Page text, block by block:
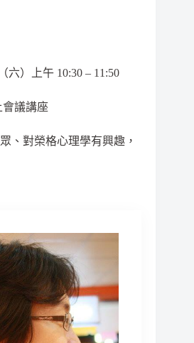
六）上午 10:30 – 11:50
會議講座
、對榮格心理學有興趣，